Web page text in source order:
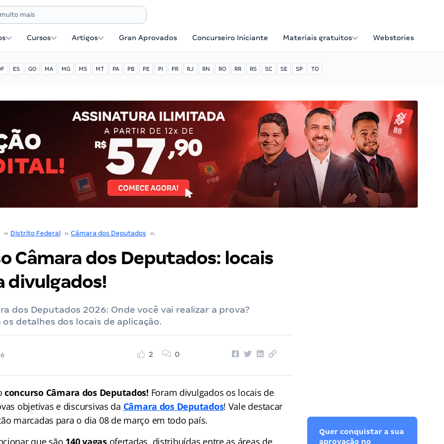
Cursos Artigos Gran Aprovados Concurseiro Iniciante Materiais gratuitos Webstories
ES GO MA MG MS MT PA PB PE PI PR RJ RN RO RR RS SC SE SP TO
›› Distrito Federal ›› Câmara dos Deputados ››
Câmara dos Deputados: locais
divulgados!
dos Deputados 2026: Onde você vai realizar a prova?
detalhes dos locais de aplicação.
2 0
concurso Câmara dos Deputados! Foram divulgados os locais de
objetivas e discursivas da Câmara dos Deputados! Vale destacar
marcadas para o dia 08 de março em todo país.
que são 140 vagas ofertadas, distribuídas entre as áreas de
Quer conquistar a sua
aprovação no